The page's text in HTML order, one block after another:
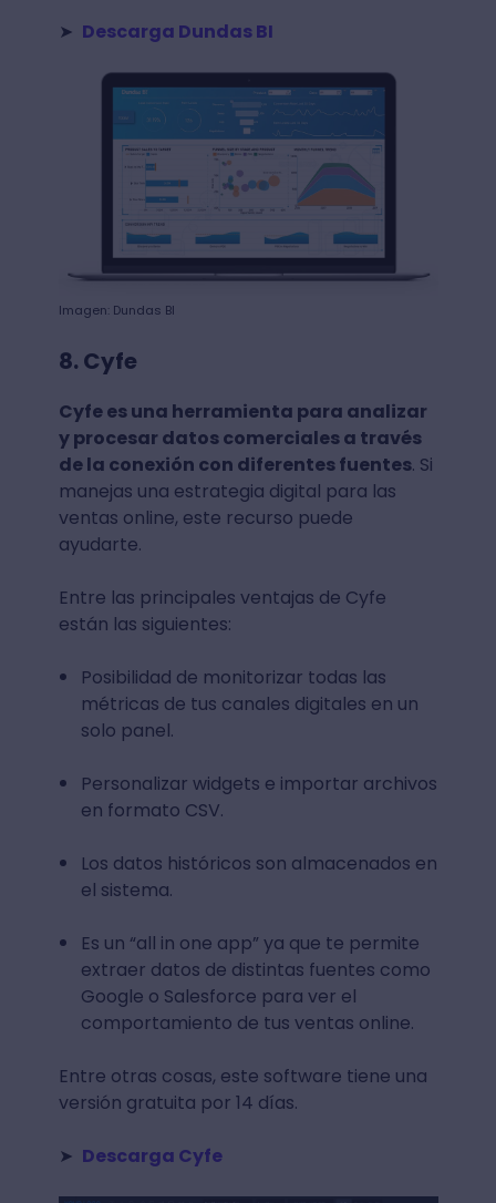
➤ Descarga Dundas BI
Imagen: Dundas BI
8. Cyfe
Cyfe es una herramienta para analizar
y procesar datos comerciales a través
de la conexión con diferentes fuentes. Si
manejas una estrategia digital para las
ventas online, este recurso puede
ayudarte.
Entre las principales ventajas de Cyfe
están las siguientes:
Posibilidad de monitorizar todas las
métricas de tus canales digitales en un
solo panel.
Personalizar widgets e importar archivos
en formato CSV.
Los datos históricos son almacenados en
el sistema.
Es un “all in one app” ya que te permite
extraer datos de distintas fuentes como
Google o Salesforce para ver el
comportamiento de tus ventas online.
Entre otras cosas, este software tiene una
versión gratuita por 14 días.
➤ Descarga Cyfe